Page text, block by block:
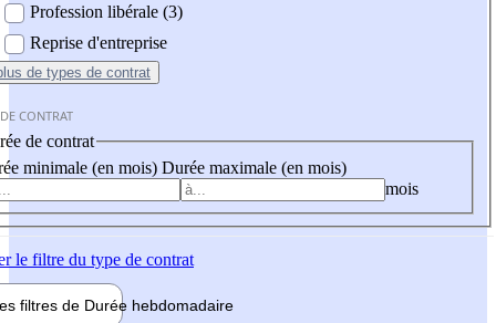
Profession libérale (3)
Reprise d'entreprise
de types de contrat
CONTRAT
de contrat
minimale (en mois) Durée maximale (en mois)
mois
le filtre du type de contrat
filtres de Durée hebdomadaire